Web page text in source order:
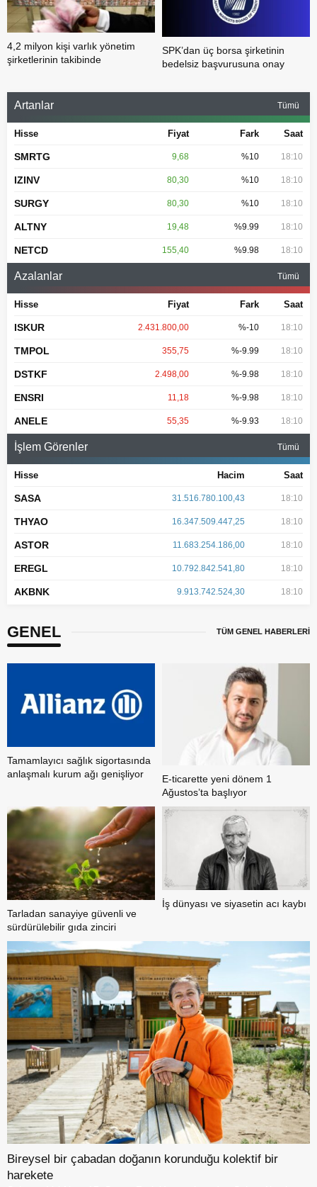
4,2 milyon kişi varlık yönetim
şirketlerinin takibinde
SPK’dan üç borsa şirketinin
bedelsiz başvurusuna onay
Artanlar Tümü
Hisse Fiyat Fark Saat
SMRTG 9,68 %10 18:10
IZINV 80,30 %10 18:10
SURGY 80,30 %10 18:10
ALTNY 19,48 %9.99 18:10
NETCD 155,40 %9.98 18:10
Azalanlar Tümü
Hisse Fiyat Fark Saat
ISKUR 2.431.800,00 %-10 18:10
TMPOL 355,75 %-9.99 18:10
DSTKF 2.498,00 %-9.98 18:10
ENSRI 11,18 %-9.98 18:10
ANELE 55,35 %-9.93 18:10
İşlem Görenler Tümü
Hisse Hacim Saat
SASA 31.516.780.100,43 18:10
THYAO 16.347.509.447,25 18:10
ASTOR 11.683.254.186,00 18:10
EREGL 10.792.842.541,80 18:10
AKBNK 9.913.742.524,30 18:10
GENEL TÜM GENEL HABERLERİ
Tamamlayıcı sağlık sigortasında
anlaşmalı kurum ağı genişliyor
Bireysel bir çabadan doğanın korunduğu kolektif bir
harekete
E-ticarette yeni dönem 1
Ağustos’ta başlıyor
Tarladan sanayiye güvenli ve
sürdürülebilir gıda zinciri
İş dünyası ve siyasetin acı kaybı